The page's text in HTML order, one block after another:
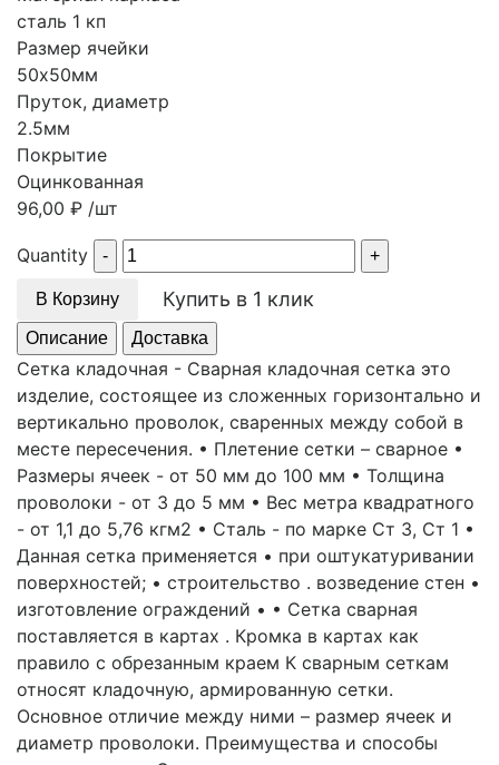
сталь 1 кп
Размер ячейки
50х50мм
Пруток, диаметр
2.5мм
Покрытие
Оцинкованная
96,00 ₽ /шт
Quantity
В Корзину Купить в 1 клик
Описание Доставка
Сетка кладочная - Сварная кладочная сетка это
изделие, состоящее из сложенных горизонтально и
вертикально проволок, сваренных между собой в
месте пересечения. • Плетение сетки – сварное •
Размеры ячеек - от 50 мм до 100 мм • Толщина
проволоки - от 3 до 5 мм • Вес метра квадратного
- от 1,1 до 5,76 кгм2 • Сталь - по марке Ст 3, Ст 1 •
Данная сетка применяется • при оштукатуривании
поверхностей; • строительство . возведение стен •
изготовление ограждений • • Сетка сварная
поставляется в картах . Кромка в картах как
правило с обрезанным краем К сварным сеткам
относят кладочную, армированную сетки.
Основное отличие между ними – размер ячеек и
диаметр проволоки. Преимущества и способы